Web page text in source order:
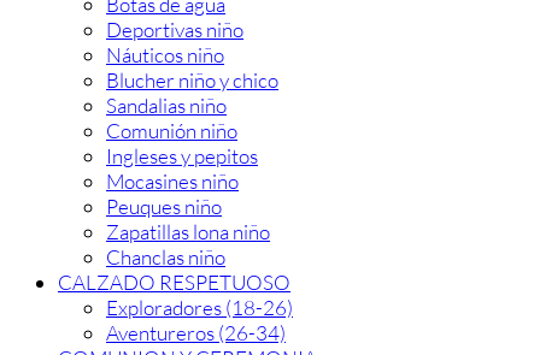
Deportivas niño
Náuticos niño
Blucher niño y chico
Sandalias niño
Comunión niño
Ingleses y pepitos
Mocasines niño
Peuques niño
Zapatillas lona niño
Chanclas niño
CALZADO RESPETUOSO
Exploradores (18-26)
Aventureros (26-34)